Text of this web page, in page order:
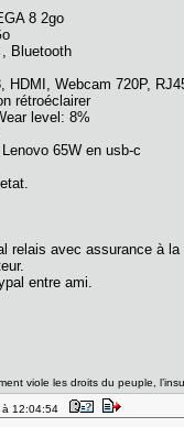
8 2go
Bluetooth
HDMI, Webcam 720P,
rétroéclairer
level: 8%
65W en usb-c
relais avec assurance à
entre ami.
viole les droits du peuple,
à 12:04:54